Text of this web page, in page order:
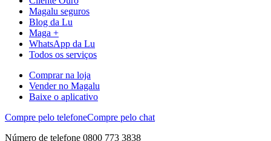
Magalu seguros
Blog da Lu
Maga +
WhatsApp da Lu
Todos os serviços
Comprar na loja
Vender no Magalu
Baixe o aplicativo
Compre pelo telefoneCompre pelo chat
Número de telefone 0800 773 3838